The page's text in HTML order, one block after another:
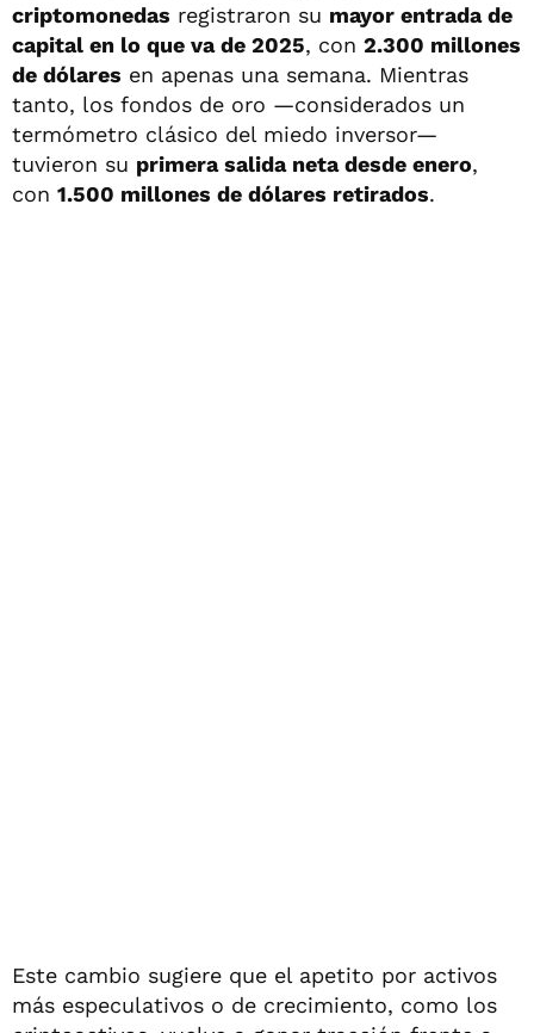
criptomonedas registraron su mayor entrada de
capital en lo que va de 2025, con 2.300 millones
de dólares en apenas una semana. Mientras
tanto, los fondos de oro —considerados un
termómetro clásico del miedo inversor—
tuvieron su primera salida neta desde enero,
con 1.500 millones de dólares retirados.
Este cambio sugiere que el apetito por activos
más especulativos o de crecimiento, como los